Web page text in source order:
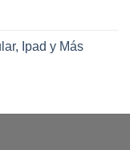
Ipad y Más